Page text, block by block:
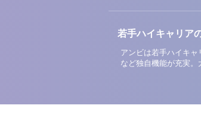
若手ハイキャリア
アンビは若手ハイキ
など独自機能が充実。